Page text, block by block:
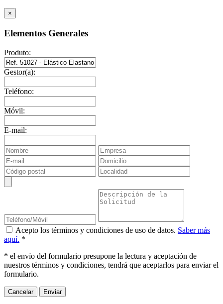
×
Elementos Generales
Produto:
Gestor(a):
Teléfono:
Móvil:
E-mail:
Acepto los términos y condiciones de uso de datos. Saber más
aquí. *
* el envío del formulario presupone la lectura y aceptación de
nuestros términos y condiciones, tendrá que aceptarlos para enviar el
formulario.
Cancelar